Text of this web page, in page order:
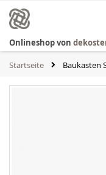
Inhalt
springen
Onlineshop von
Startseite Baukasten